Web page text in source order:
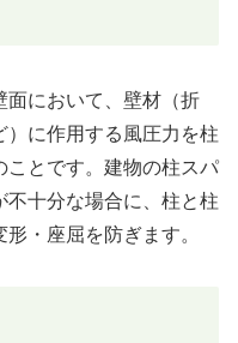
面において、壁材（折
に作用する風圧力を柱
ことです。建物の柱スパ
不十分な場合に、柱と柱
・座屈を防ぎます。